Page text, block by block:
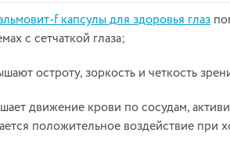
f капсулы для здоровья глаз
с сетчаткой глаза;
остроту, зоркость и четкость
движение крови по сосудам,
положительное воздействие при